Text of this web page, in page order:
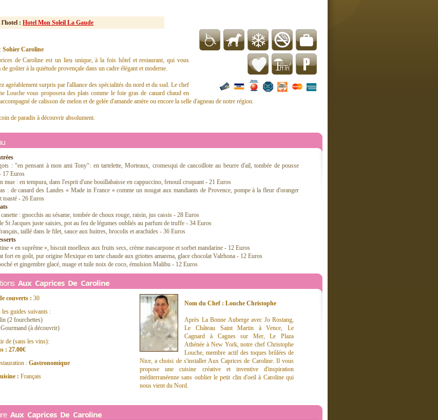
l'hotel : Hotel Mon Soleil La Gaude
Sohier Caroline
de Caroline est un lieu unique, à la fois hôtel et restaurant, qui vous
de goûter à la quiétude provençale dans un cadre élégant et moderne.
agréablement surpris par l'alliance des spécialités du nord et du sud. Le chef
Louche vous proposera des plats comme le foie gras de canard chaud en
de calisson de melon et de gelée d'amande amère ou encore la selle d'agneau de notre région.
de paradis à découvrir absolument.
: "en pensant à mon ami Tony": en tartelette, Morteaux, cromesqui de cancoillote au beurre d'ail, tombée de pousse
17 Euros
mue : en tempura, dans l'esprit d'une bouillabaisse en cappuccino, fenouil croquant - 21 Euros
: de canard des Landes « Made in France » comme un nougat aux mandiants de Provence, pompe à la fleur d'oranger
toasté - 26 Euros
: gnocchis au sésame, tombée de choux rouge, raisin, jus cassis - 28 Euros
St Jacques juste saisies, pot au feu de légumes oubliés au parfum de truffe - 34 Euros
taillé dans le filet, sauce aux huitres, brocolis et arachides - 36 Euros
« en suprême », biscuit moelleux aux fruits secs, crème mascarpone et sorbet mandarine - 12 Euros
fort en goût, pur origine Mexique en tarte chaude aux griottes amarena, glace chocolat Valrhona - 12 Euros
et gingembre glacé, nuage et tuile noix de coco, émulsion Malibu - 12 Euros
Aux Caprices De Caroline
couverts : 30
les guides suivants :
(2 fourchettes)
(à découvrir)
de (sans les vins):
: 27.00€
: Gastronomique
: Français
Nom du Chef : Louche Christophe
Après La Bonne Auberge avec Jo Rostang,
Le Château Saint Martin à Vence, Le
Cagnard à Cagnes sur Mer, Le Plaza
Athénée à New York, notre chef Christophe
Louche, membre actif des toques brûlées de
Nice, a choisi de s'installer Aux Caprices de Caroline. Il vous
propose une cuisine créative et inventive d'inspiration
méditerranéenne sans oublier le petit clin d'oeil à Caroline qui
nous vient du Nord.
Aux Caprices De Caroline